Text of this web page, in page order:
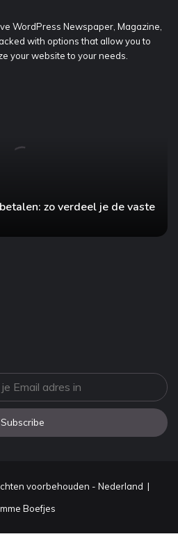
WordPress Newspaper, Magazine,
with options that allow you to
your website to your needs.
zo verdeel je de vaste
voorbehouden - Nederland |
Boefjes